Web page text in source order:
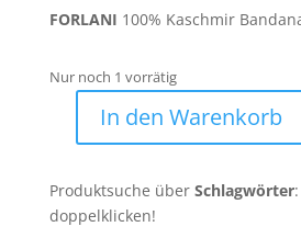
FORLANI 100% Kaschmir
Nur noch 1 vorrätig
Bandana
F1
In den Warenkorb
Produktsuche über Schlagwörter
doppelklicken!